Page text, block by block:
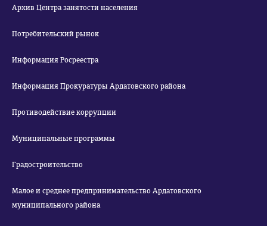
Архив Центра занятости населения
Потребительский рынок
Информация Росреестра
Информация Прокуратуры Ардатовского района
Противодействие коррупции
Муниципальные программы
Градостроительство
Малое и среднее предпринимательство Ардатовского
муниципального района